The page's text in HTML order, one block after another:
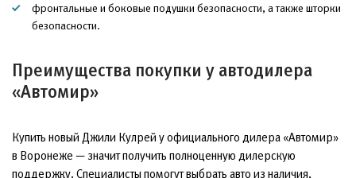
фронтальные и боковые подушки безопасности, а также шторки
безопасности.
Преимущества покупки у автодилера
«Автомир»
Купить новый Джили Кулрей у официального дилера «Автомир»
в Воронеже — значит получить полноценную дилерскую
поддержку. Специалисты помогут выбрать авто из наличия,